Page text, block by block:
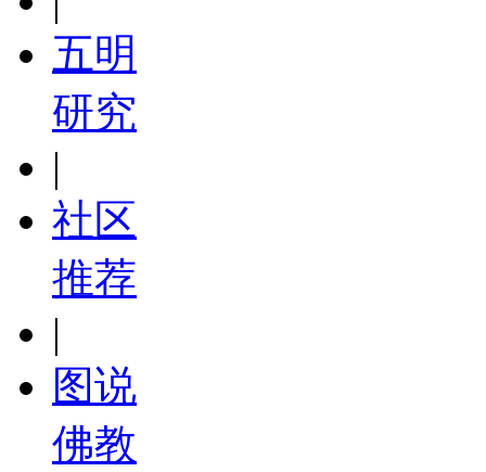
五明
研究
|
社区
推荐
|
图说
佛教